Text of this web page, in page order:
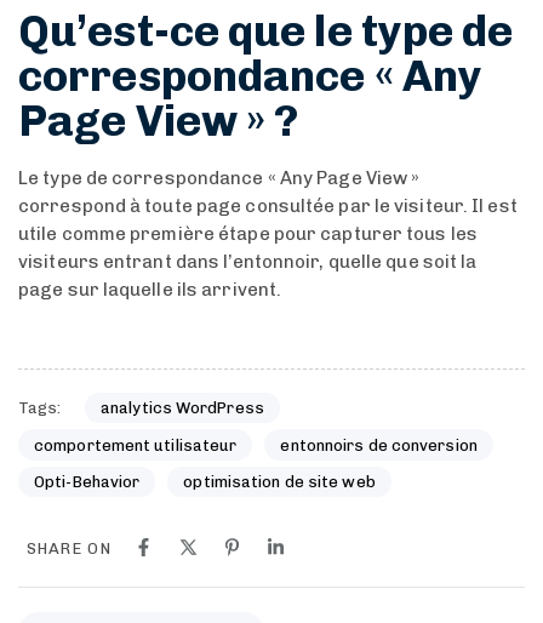
Qu’est-ce que le type de
correspondance « Any
Page View » ?
Le type de correspondance « Any Page View »
correspond à toute page consultée par le visiteur. Il est
utile comme première étape pour capturer tous les
visiteurs entrant dans l’entonnoir, quelle que soit la
page sur laquelle ils arrivent.
Tags: analytics WordPress
comportement utilisateur entonnoirs de conversion
Opti-Behavior optimisation de site web
SHARE ON